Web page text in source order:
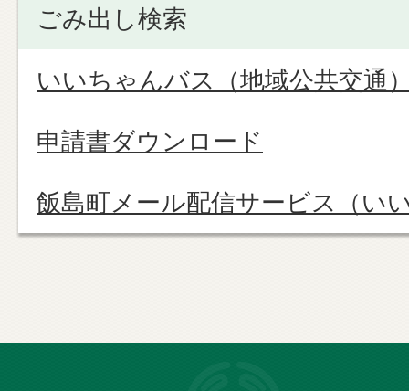
ごみ出し検索
いいちゃんバス（地域公共交通
申請書ダウンロード
飯島町メール配信サービス（い